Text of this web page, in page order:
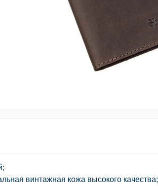
винтажная кожа высокого качества;